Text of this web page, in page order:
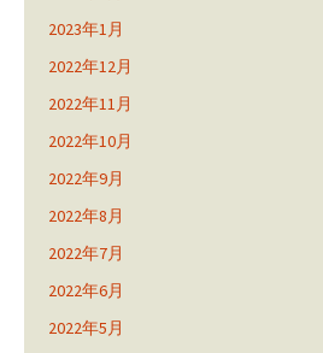
2023年1月
2022年12月
2022年11月
2022年10月
2022年9月
2022年8月
2022年7月
2022年6月
2022年5月